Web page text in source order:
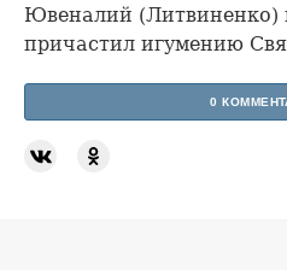
Ювеналий (Литвиненко)
причастил игумению
0